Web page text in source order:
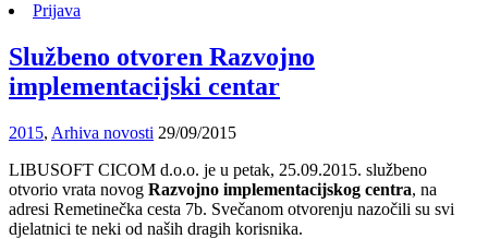
Prijava
Službeno otvoren Razvojno
implementacijski centar
2015, Arhiva novosti 29/09/2015
LIBUSOFT CICOM d.o.o. je u petak, 25.09.2015. službeno
otvorio vrata novog Razvojno implementacijskog centra, na
adresi Remetinečka cesta 7b. Svečanom otvorenju nazočili su svi
djelatnici te neki od naših dragih korisnika.